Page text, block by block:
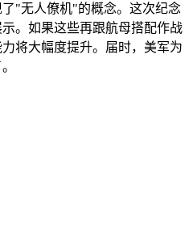
"无人僚机"的概念。这次纪念
。如果这些再跟航母搭配作战
将大幅度提升。届时，美军为